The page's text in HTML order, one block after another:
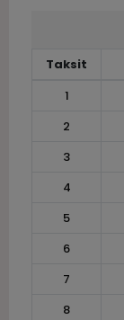
Taksit
1
2
3
4
5
6
7
8